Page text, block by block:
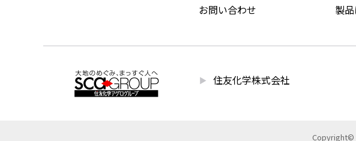
お問い合わせ
製
住友化学株式会社
Copyright©